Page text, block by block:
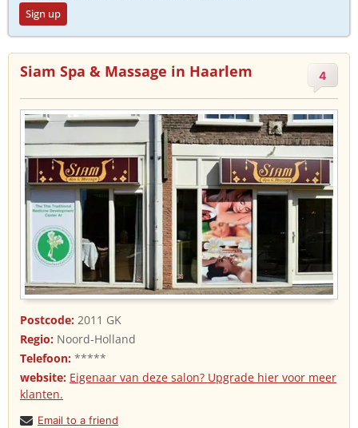
Sign up
Siam Spa & Massage in Haarlem 4
Postcode: 2011 GK
Regio: Noord-Holland
Telefoon: *****
website: Eigenaar van deze salon? Upgrade hier voor meer
klanten.
Email to a friend